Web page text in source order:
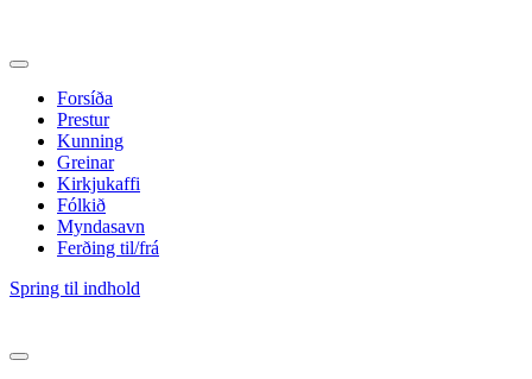
Forsíða
Prestur
Kunning
Greinar
Kirkjukaffi
Fólkið
Myndasavn
Ferðing til/frá
Spring til indhold